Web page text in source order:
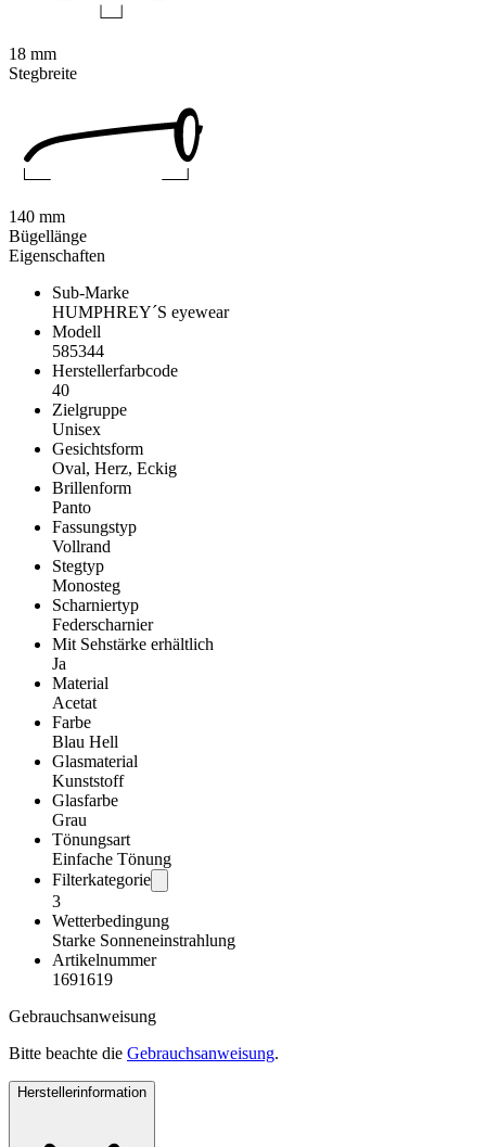
Eigenschaften
Sub-Marke
HUMPHREY´S eyewear
Modell
585344
Herstellerfarbcode
40
Zielgruppe
Unisex
Gesichtsform
Oval, Herz, Eckig
Brillenform
Panto
Fassungstyp
Vollrand
Stegtyp
Monosteg
Scharniertyp
Federscharnier
Mit Sehstärke erhältlich
Ja
Material
Acetat
Farbe
Blau Hell
Glasmaterial
Kunststoff
Glasfarbe
Grau
Tönungsart
Einfache Tönung
Filterkategorie
3
Wetterbedingung
Starke Sonneneinstrahlung
Artikelnummer
1691619
Gebrauchsanweisung
Bitte beachte die Gebrauchsanweisung.
Herstellerinformation
18 mm
Stegbreite
140 mm
Bügellänge